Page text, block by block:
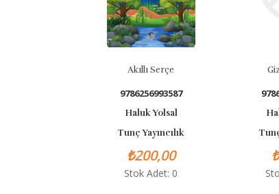
Akıllı Serçe
9786256993587
Haluk Yolsal
Tunç Yayıncılık
₺200,00
Stok Adet: 0
Gizemli
Haluk
Tunç
Stok